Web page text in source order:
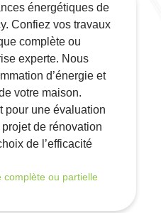
énergétiques de
Confiez vos travaux
complète ou
experte. Nous
d’énergie et
votre maison.
pour une évaluation
de rénovation
de l’efficacité
complète ou partielle